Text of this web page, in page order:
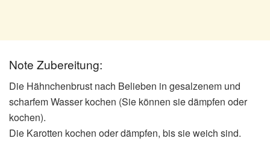
Note Zubereitung:
Die Hähnchenbrust nach Belieben in gesalzenem und
scharfem Wasser kochen (Sie können sie dämpfen oder
kochen).
Die Karotten kochen oder dämpfen, bis sie weich sind.